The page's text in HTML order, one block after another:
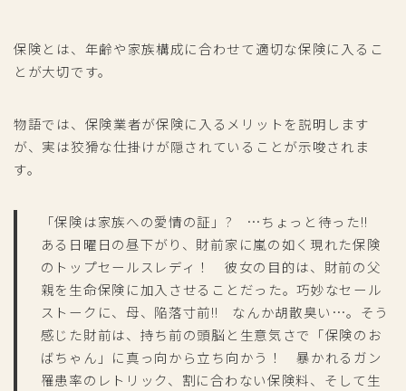
保険とは、年齢や家族構成に合わせて適切な保険に入るこ
とが大切です。
物語では、保険業者が保険に入るメリットを説明します
が、実は狡猾な仕掛けが隠されていることが示唆されま
す。
「保険は家族への愛情の証」? …ちょっと待った!!
ある日曜日の昼下がり、財前家に嵐の如く現れた保険
のトップセールスレディ！ 彼女の目的は、財前の父
親を生命保険に加入させることだった。巧妙なセール
ストークに、母、陥落寸前!! なんか胡散臭い…。そう
感じた財前は、持ち前の頭脳と生意気さで「保険のお
ばちゃん」に真っ向から立ち向かう！ 暴かれるガン
罹患率のレトリック、割に合わない保険料、そして生